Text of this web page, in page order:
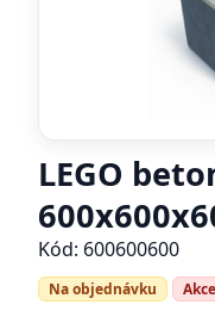
LEGO
Kód: 600600600
Na objednávku Akce